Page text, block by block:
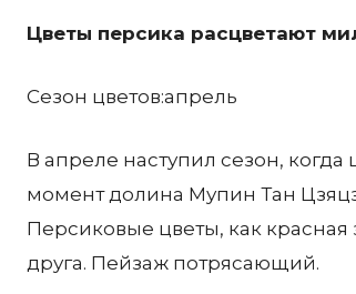
Цветы персика расцветают
Сезон цветов:апрель
В апреле наступил сезон,
момент долина Мупин Тан
Персиковые цветы, как красная
друга. Пейзаж потрясающий.